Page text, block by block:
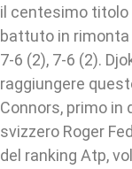
il centesimo titolo
battuto in rimonta
7-6 (2), 7-6 (2).
raggiungere
Connors, primo
svizzero Roger
del ranking Atp,